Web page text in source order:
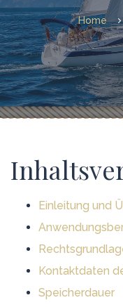
Home
Einleitung und
Kontaktdaten
Speicherdauer